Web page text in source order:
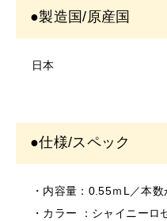
●保管について
開閉し、ペン先がキャッ
下さい。
＜ご使用について＞
・お肌に異常があるとき
を中止し、専門医にご相
す。そのまま使用を続け
す。
＜保存/保管/期限について
●製造国/原産国
日本
●仕様/スペック
・内容量：0.55ｍL／本
・カラー ：シャイニー